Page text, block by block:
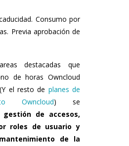
Consumo por
Previa aprobación de
destacadas que
de horas Owncloud
el resto de planes de
Owncloud) se
gestión de accesos,
roles de usuario y
de la